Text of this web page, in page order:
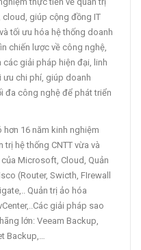
cloud, giúp cộng đồng IT
tối ưu hóa hệ thống doanh
chiến lược về công nghệ,
giải pháp hiện đại, linh
ưu chi phí, giúp doanh
đa công nghệ để phát triển
hơn 16 năm kinh nghiệm
trị hệ thống CNTT vừa và
Microsoft, Cloud, Quản
(Router, Swicth, FIrewall
Quản trị ảo hóa
giải pháp sao
lớn: Veeam Backup,
Backup,…